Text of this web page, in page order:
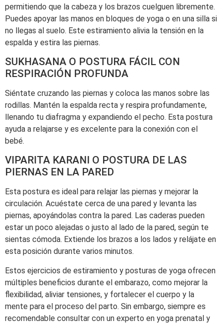
permitiendo que la cabeza y los brazos cuelguen libremente.
Puedes apoyar las manos en bloques de yoga o en una silla si
no llegas al suelo. Este estiramiento alivia la tensión en la
espalda y estira las piernas.
SUKHASANA O POSTURA FÁCIL CON
RESPIRACIÓN PROFUNDA
Siéntate cruzando las piernas y coloca las manos sobre las
rodillas. Mantén la espalda recta y respira profundamente,
llenando tu diafragma y expandiendo el pecho. Esta postura
ayuda a relajarse y es excelente para la conexión con el
bebé.
VIPARITA KARANI O POSTURA DE LAS
PIERNAS EN LA PARED
Esta postura es ideal para relajar las piernas y mejorar la
circulación. Acuéstate cerca de una pared y levanta las
piernas, apoyándolas contra la pared. Las caderas pueden
estar un poco alejadas o justo al lado de la pared, según te
sientas cómoda. Extiende los brazos a los lados y relájate en
esta posición durante varios minutos.
Estos ejercicios de estiramiento y posturas de yoga ofrecen
múltiples beneficios durante el embarazo, como mejorar la
flexibilidad, aliviar tensiones, y fortalecer el cuerpo y la
mente para el proceso del parto. Sin embargo, siempre es
recomendable consultar con un experto en yoga prenatal y